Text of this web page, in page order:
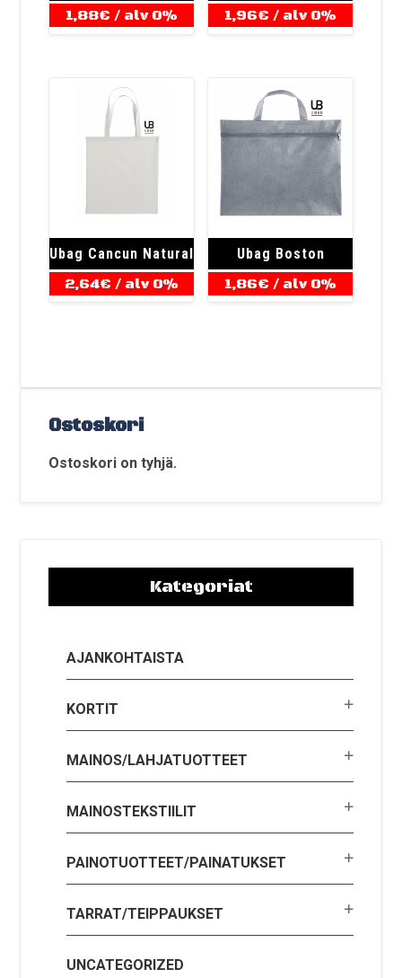
1,88€ / alv 0% 1,96€ / alv 0%
Ubag Cancun Natural
2,64€ / alv 0%
Ubag Boston
1,86€ / alv 0%
Ostoskori
Ostoskori on tyhjä.
Kategoriat
AJANKOHTAISTA
KORTIT
MAINOS/LAHJATUOTTEET
MAINOSTEKSTIILIT
PAINOTUOTTEET/PAINATUKSET
TARRAT/TEIPPAUKSET
UNCATEGORIZED